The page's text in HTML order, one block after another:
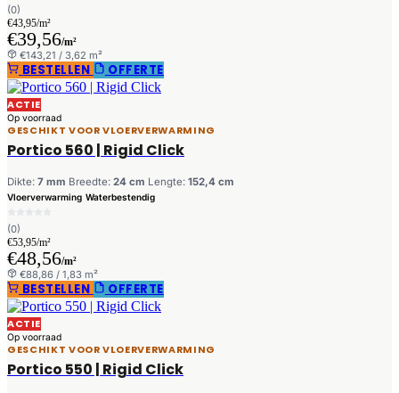
(0)
€43,95/m²
€39,56/m²
€143,21 / 3,62 m²
BESTELLEN OFFERTE
ACTIE
Op voorraad
GESCHIKT VOOR VLOERVERWARMING
Portico 560 | Rigid Click
Dikte: 7 mm Breedte: 24 cm Lengte: 152,4 cm
Vloerverwarming Waterbestendig
(0)
€53,95/m²
€48,56/m²
€88,86 / 1,83 m²
BESTELLEN OFFERTE
ACTIE
Op voorraad
GESCHIKT VOOR VLOERVERWARMING
Portico 550 | Rigid Click